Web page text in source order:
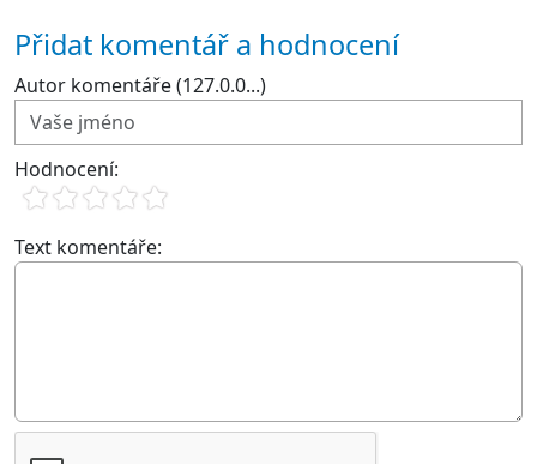
Přidat komentář a hodnocení
Autor komentáře (127.0.0...)
Hodnocení:
Text komentáře: